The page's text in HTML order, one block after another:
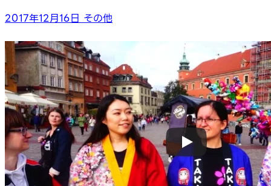
2017年12月16日 その他